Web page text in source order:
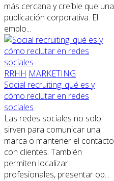
más cercana y creíble que una
publicación corporativa. El
emplo...
RRHH MARKETING
Social recruiting: qué es y
cómo reclutar en redes
sociales
Las redes sociales no solo
sirven para comunicar una
marca o mantener el contacto
con clientes. También
permiten localizar
profesionales, presentar op...